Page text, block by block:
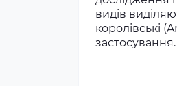
видів
королівські
застосування.